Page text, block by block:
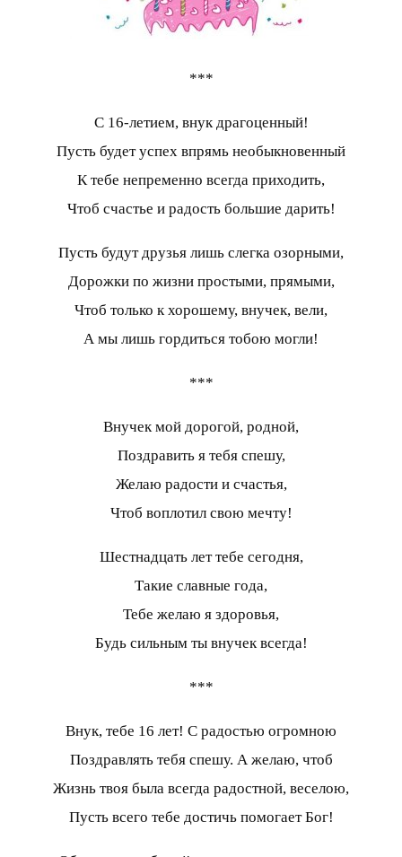
***
С 16-летием, внук драгоценный!
Пусть будет успех впрямь необыкновенный
К тебе непременно всегда приходить,
Чтоб счастье и радость большие дарить!
Пусть будут друзья лишь слегка озорными,
Дорожки по жизни простыми, прямыми,
Чтоб только к хорошему, внучек, вели,
А мы лишь гордиться тобою могли!
***
Внучек мой дорогой, родной,
Поздравить я тебя спешу,
Желаю радости и счастья,
Чтоб воплотил свою мечту!
Шестнадцать лет тебе сегодня,
Такие славные года,
Тебе желаю я здоровья,
Будь сильным ты внучек всегда!
***
Внук, тебе 16 лет! С радостью огромною
Поздравлять тебя спешу. А желаю, чтоб
Жизнь твоя была всегда радостной, веселою,
Пусть всего тебе достичь помогает Бог!